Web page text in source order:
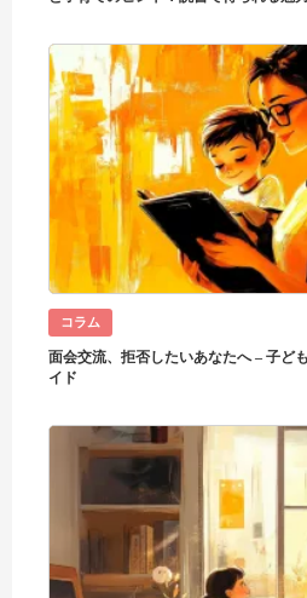
コラム
面会交流、拒否したいあなたへ – 子ど
イド